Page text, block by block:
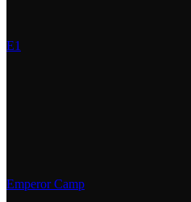
E1
Emperor Camp